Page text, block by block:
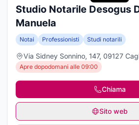
Studio Notarile Desogus
Manuela
Notai Professionisti Studi notarili
Via Sidney Sonnino, 147, 09127
Apre dopodomani alle 09:00
Chiama
Sito web